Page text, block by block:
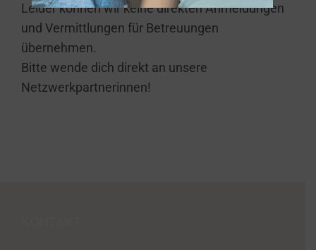
Leider können wir keine direkten Anmeldungen
und Vermittlungen für Betreuungen
übernehmen.
Bitte wende dich direkt an unsere
Netzwerkpartnerinnen!